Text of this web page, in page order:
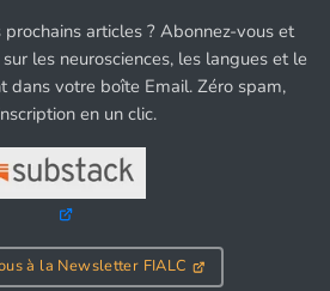
articles ? Abonnez-vous et
les neurosciences, les langues et le
dans votre boîte Email. Zéro spam,
en un clic.
à la Newsletter FIALC